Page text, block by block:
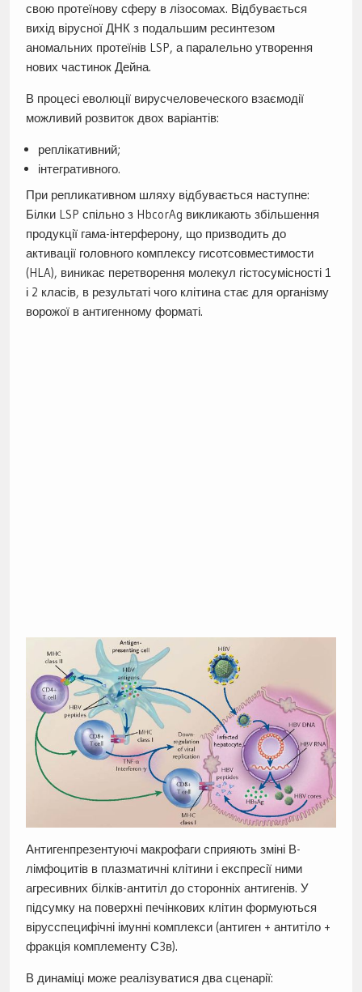
свою протеїнову сферу в лізосомах. Відбувається
вихід вірусної ДНК з подальшим ресинтезом
аномальних протеїнів LSP, а паралельно утворення
нових частинок Дейна.
В процесі еволюції вирусчеловеческого взаємодії
можливий розвиток двох варіантів:
реплікативний;
інтегративного.
При репликативном шляху відбувається наступне:
Білки LSP спільно з HbcorAg викликають збільшення
продукції гама-інтерферону, що призводить до
активації головного комплексу гисотсовместимости
(HLA), виникає перетворення молекул гістосумісності 1
і 2 класів, в результаті чого клітина стає для організму
ворожої в антигенному форматі.
Антигенпрезентуючі макрофаги сприяють зміні В-
лімфоцитів в плазматичні клітини і експресії ними
агресивних білків-антитіл до сторонніх антигенів. У
підсумку на поверхні печінкових клітин формуються
вірусспецифічні імунні комплекси (антиген + антитіло +
фракція комплементу С3в).
В динаміці може реалізуватися два сценарії: